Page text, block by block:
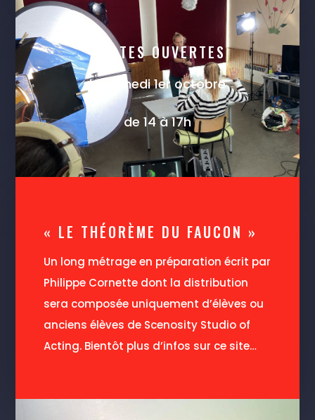
PORTES OUVERTES
le samedi 1er octobre
de 14 à 17h
« LE THÉORÈME DU FAUCON »
Un long métrage en préparation écrit par
Philippe Cornette dont la distribution
sera composée uniquement d’élèves ou
anciens élèves de Scenosity Studio of
Acting. Bientôt plus d’infos sur ce site…